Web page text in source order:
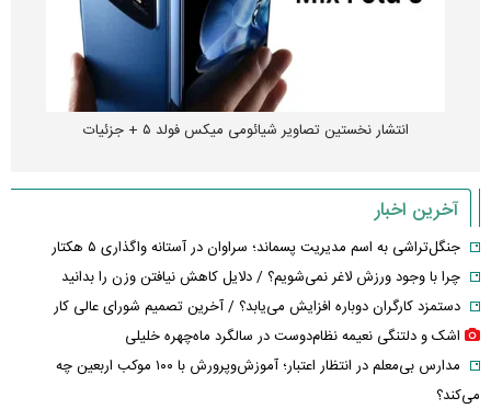
انتشار نخستین تصاویر شیائومی میکس فولد ۵ + جزئیات
آخرین اخبار
جنگل‌تراشی به اسم مدیریت پسماند؛ سراوان در آستانه واگذاری ۵ هکتار
چرا با وجود ورزش لاغر نمی‌شویم؟ / دلایل کاهش نیافتن وزن را بدانید
دستمزد کارگران دوباره افزایش می‌یابد؟ / آخرین تصمیم شورای عالی کار
اشک و دلتنگی نعیمه نظام‌دوست در سالگرد ماه‌چهره خلیلی
مدارس بی‌معلم در انتظار اعتبار؛ آموزش‌وپرورش با ۱۰۰ موکب اربعین چه
می‌کند؟